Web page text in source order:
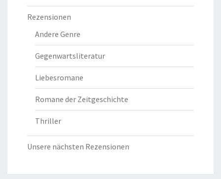
Rezensionen
Andere Genre
Gegenwartsliteratur
Liebesromane
Romane der Zeitgeschichte
Thriller
Unsere nächsten Rezensionen